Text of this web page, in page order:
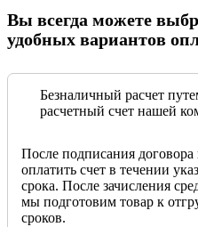
Вы всегда можете
удобных вариантов
Безналичный расчет
расчетный счет нашей
После подписания
оплатить счет в течении
срока. После зачисления
мы подготовим товар к
сроков.